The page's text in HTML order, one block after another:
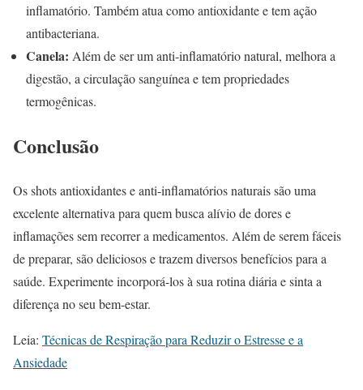
inflamatório. Também atua como antioxidante e tem ação
antibacteriana.
Canela: Além de ser um anti-inflamatório natural, melhora a
digestão, a circulação sanguínea e tem propriedades
termogênicas.
Conclusão
Os shots antioxidantes e anti-inflamatórios naturais são uma
excelente alternativa para quem busca alívio de dores e
inflamações sem recorrer a medicamentos. Além de serem fáceis
de preparar, são deliciosos e trazem diversos benefícios para a
saúde. Experimente incorporá-los à sua rotina diária e sinta a
diferença no seu bem-estar.
Leia: Técnicas de Respiração para Reduzir o Estresse e a
Ansiedade